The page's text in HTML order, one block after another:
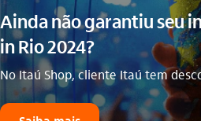
Ainda não garantiu seu
in Rio 2024?
No Itaú Shop, cliente Itaú tem